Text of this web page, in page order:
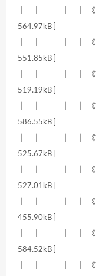
｜ ｜ ｜ ｜ ｜ 《故
564.97kB ]
｜ ｜ ｜ ｜ ｜ 《故
551.85kB ]
｜ ｜ ｜ ｜ ｜ 《故
519.19kB ]
｜ ｜ ｜ ｜ ｜ 《故
586.55kB ]
｜ ｜ ｜ ｜ ｜ 《故
525.67kB ]
｜ ｜ ｜ ｜ ｜ 《故
527.01kB ]
｜ ｜ ｜ ｜ ｜ 《故
455.90kB ]
｜ ｜ ｜ ｜ ｜ 《故
584.52kB ]
｜ ｜ ｜ ｜ ｜ 《故